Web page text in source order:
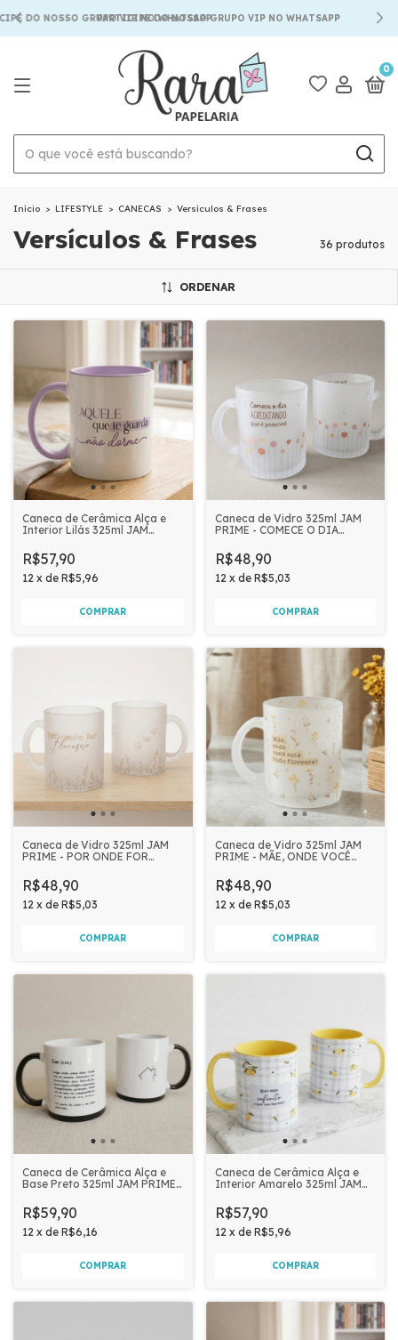
NOSSO GRUPO VIP NO WHATSAPP
0
Início > LIFESTYLE > CANECAS > Versículos & Frases
Versículos & Frases 36 produtos
ORDENAR
Caneca de Cerâmica Alça e
Interior Lilás 325ml JAM
GUARDA NÃO DORME
R$57,90
12 x de R$5,96
Caneca de Vidro 325ml JAM
PRIME - COMECE O DIA
R$48,90
12 x de R$5,03
Caneca de Vidro 325ml JAM
PRIME - POR ONDE FOR
R$48,90
12 x de R$5,03
Caneca de Vidro 325ml JAM
PRIME - MÃE, ONDE VOCÊ
R$48,90
12 x de R$5,03
Caneca de Cerâmica Alça e
Base Preto 325ml JAM PRIME -
R$59,90
12 x de R$6,16
Caneca de Cerâmica Alça e
Interior Amarelo 325ml JAM
O QUE NOS FAZ BEM
R$57,90
12 x de R$5,96